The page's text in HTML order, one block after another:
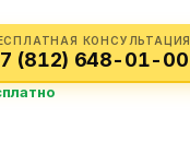
КОНСУЛЬТАЦИЯ
(812) 648-01-00